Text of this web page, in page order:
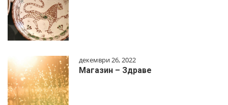
декември 26, 2022
Магазин – Здраве